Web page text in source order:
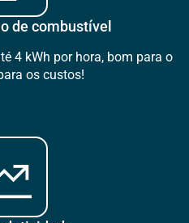
de combustível
4 kWh por hora, bom para o
os custos!